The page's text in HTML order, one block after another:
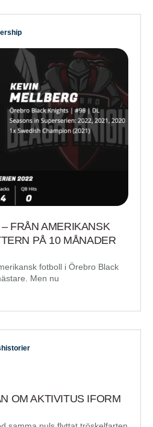
FRÅN AMERIKANSK
PÅ 10 MÅNADER
fotboll i Örebro Black
Men nu
OM AKTIVITUS IFORM